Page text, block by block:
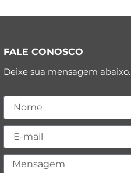
FALE CONOSCO
Deixe sua mensagem abaixo.